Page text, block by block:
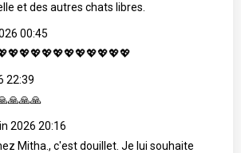
et des autres chats libres.
00:45
22:39
2026 20:16
Mitha., c'est douillet. Je lui souhaite